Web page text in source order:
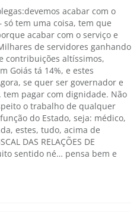
acabar com o
só tem uma coisa, tem que
acabar com o serviço e
de servidores ganhando
contribuições altíssimos,
Goiás tá 14%, e estes
se quer ser governador e
pagar com dignidade. Não
o trabalho de qualquer
do Estado, seja: médico,
estes, tudo, acima de
DAS RELAÇÕES DE
sentido né… pensa bem e